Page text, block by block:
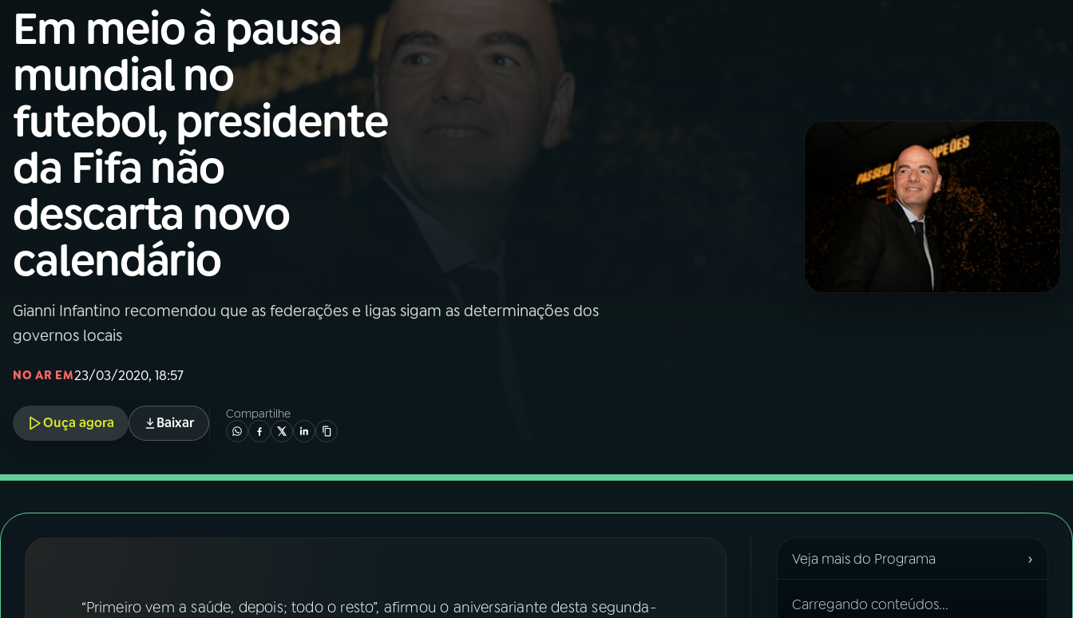
Buscar
na
Rádio
Nacional
AO VIVO
01 INÍCIO
02 A RÁDIO
03PROGRAMAÇÃO
04PROGRAMAS
06VIDEOCASTS
07ÚLTIMAS
08FESTIVAL DE MÚSICA
Instagram X
Em meio à pausa
mundial no
futebol, presidente
da Fifa não
descarta novo
calendário
Gianni Infantino recomendou que as federações e ligas sigam as determinações dos
governos locais
NO AR EM23/03/2020, 18:57
Ouça agora Baixar
Compartilhe
“Primeiro vem a saúde, depois; todo o resto”, afirmou o aniversariante desta segunda-
Veja mais do Programa ›
Carregando conteúdos...